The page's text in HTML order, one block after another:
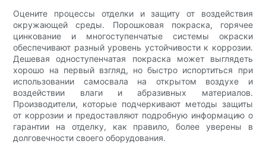
Оцените процессы отделки и защиту от воздействия
окружающей среды. Порошковая покраска, горячее
цинкование и многоступенчатые системы окраски
обеспечивают разный уровень устойчивости к коррозии.
Дешевая одноступенчатая покраска может выглядеть
хорошо на первый взгляд, но быстро испортиться при
использовании самосвала на открытом воздухе и
воздействии влаги и абразивных материалов.
Производители, которые подчеркивают методы защиты
от коррозии и предоставляют подробную информацию о
гарантии на отделку, как правило, более уверены в
долговечности своего оборудования.